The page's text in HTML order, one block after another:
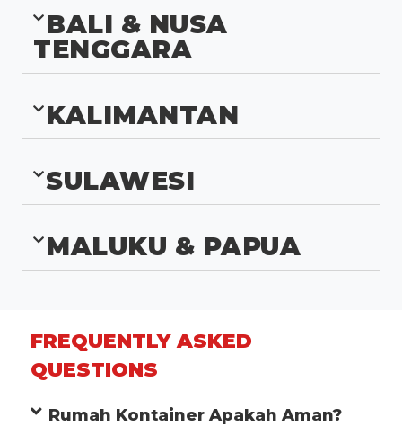
BALI & NUSA
TENGGARA
KALIMANTAN
SULAWESI
MALUKU & PAPUA
FREQUENTLY ASKED
QUESTIONS
Rumah Kontainer Apakah Aman?